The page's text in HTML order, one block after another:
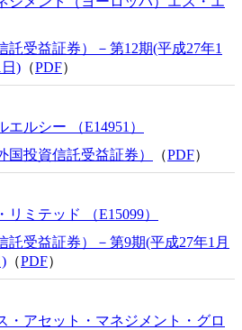
受益証券）－第12期(平成27年1
) （PDF）
ルシー （E14951）
投資信託受益証券）
（PDF）
ミテッド （E15099）
託受益証券）－第9期(平成27年1月
（PDF）
・アセット・マネジメント・グロ